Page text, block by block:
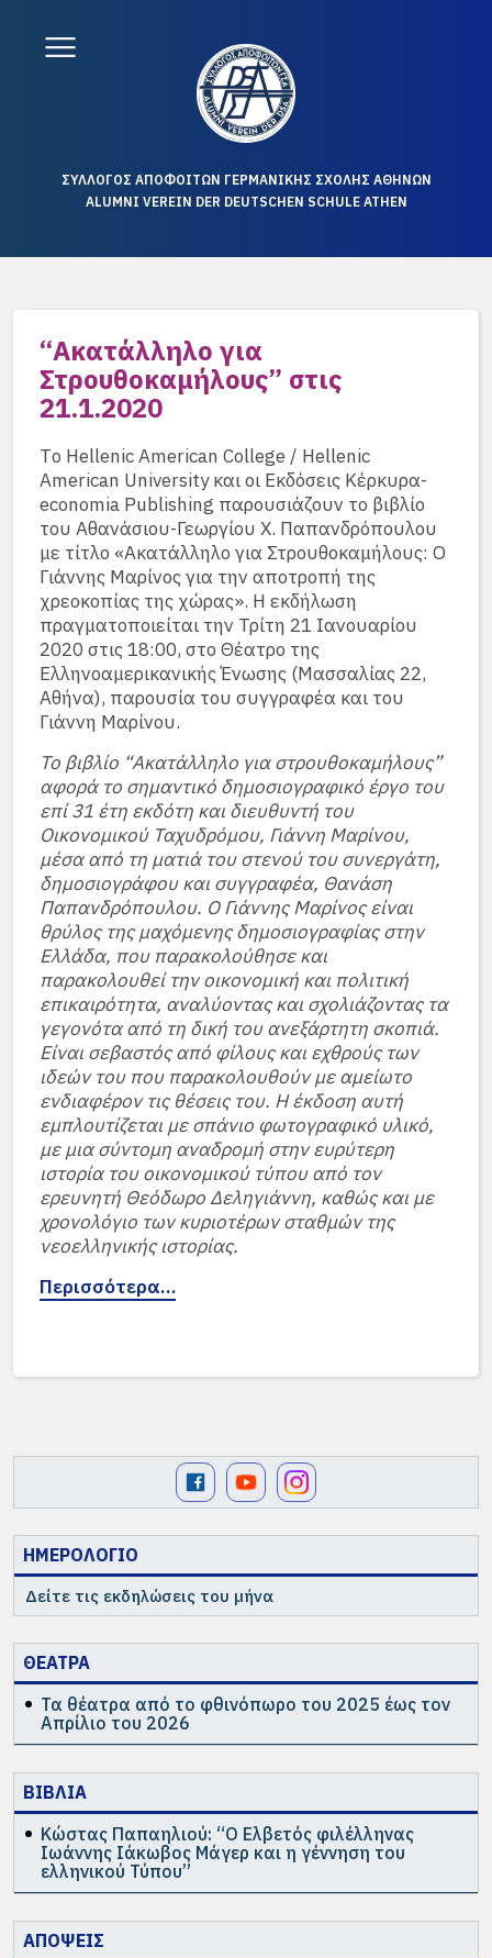
ΣΥΛΛΟΓΟΣ ΑΠΟΦΟΙΤΩΝ ΓΕΡΜΑΝΙΚΗΣ ΣΧΟΛΗΣ ΑΘΗΝΩΝ
ALUMNI VEREIN DER DEUTSCHEN SCHULE ATHEN
ΗΜΕΡΟΛΟΓΙΟ
Δείτε τις εκδηλώσεις του μήνα
ΘΕΑΤΡΑ
Τα θέατρα από το φθινόπωρο του 2025 έως τον
Απρίλιο του 2026
ΒΙΒΛΙΑ
Κώστας Παπαηλιού: “Ο Ελβετός φιλέλληνας
Ιωάννης Ιάκωβος Μάγερ και η γέννηση του
ελληνικού Τύπου”
ΑΠΟΨΕΙΣ
“Ακατάλληλο για
Στρουθοκαμήλους” στις
21.1.2020
Tο Hellenic American College / Hellenic
American University και οι Εκδόσεις Κέρκυρα-
economia Publishing παρουσιάζουν το βιβλίο
του Αθανάσιου-Γεωργίου Χ. Παπανδρόπουλου
με τίτλο «Ακατάλληλο για Στρουθοκαμήλους: Ο
Γιάννης Μαρίνος για την αποτροπή της
χρεοκοπίας της χώρας». Η εκδήλωση
πραγματοποιείται την Τρίτη 21 Ιανουαρίου
2020 στις 18:00, στο Θέατρο της
Ελληνοαμερικανικής Ένωσης (Μασσαλίας 22,
Αθήνα), παρουσία του συγγραφέα και του
Γιάννη Μαρίνου.
Το βιβλίο “Ακατάλληλο για στρουθοκαμήλους”
αφορά το σημαντικό δημοσιογραφικό έργο του
επί 31 έτη εκδότη και διευθυντή του
Οικονομικού Ταχυδρόμου, Γιάννη Μαρίνου,
μέσα από τη ματιά του στενού του συνεργάτη,
δημοσιογράφου και συγγραφέα, Θανάση
Παπανδρόπουλου. Ο Γιάννης Μαρίνος είναι
θρύλος της μαχόμενης δημοσιογραφίας στην
Ελλάδα, που παρακολούθησε και
παρακολουθεί την οικονομική και πολιτική
επικαιρότητα, αναλύοντας και σχολιάζοντας τα
γεγονότα από τη δική του ανεξάρτητη σκοπιά.
Είναι σεβαστός από φίλους και εχθρούς των
ιδεών του που παρακολουθούν με αμείωτο
ενδιαφέρον τις θέσεις του. Η έκδοση αυτή
εμπλουτίζεται με σπάνιο φωτογραφικό υλικό,
με μια σύντομη αναδρομή στην ευρύτερη
ιστορία του οικονομικού τύπου από τον
ερευνητή Θεόδωρο Δεληγιάννη, καθώς και με
χρονολόγιο των κυριοτέρων σταθμών της
νεοελληνικής ιστορίας.
Περισσότερα…